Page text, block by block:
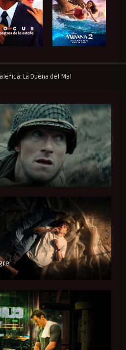
La Dueña del Mal